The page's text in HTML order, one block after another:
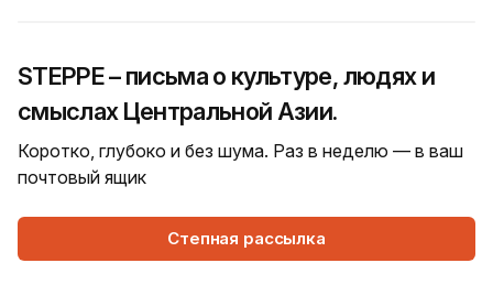
STEPPE – письма о культуре, людях и
смыслах Центральной Азии.
Коротко, глубоко и без шума. Раз в неделю — в ваш
почтовый ящик
Степная рассылка